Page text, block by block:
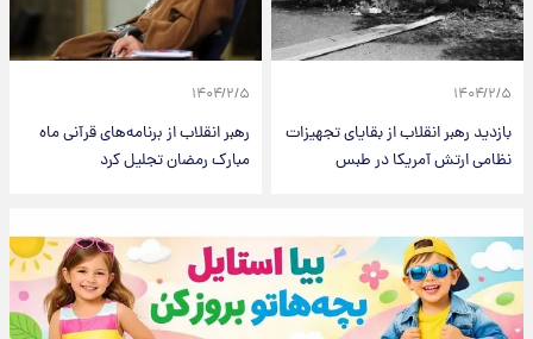
۱۴۰۴/۲/۵
بازدید رهبر انقلاب از بقایای تجهیزات
نظامی ارتش آمریکا در طبس
۱۴۰۴/۲/۵
رهبر انقلاب از برنامه‌های قرآنی ماه
مبارک رمضان تجلیل کرد